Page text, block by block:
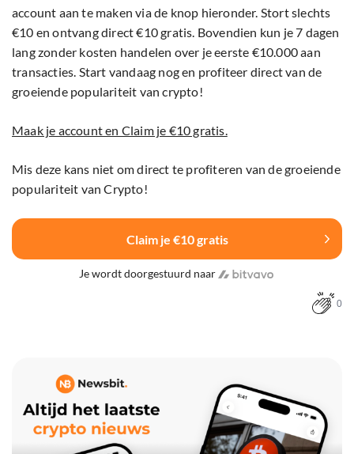
account aan te maken via de knop hieronder. Stort slechts
€10 en ontvang direct €10 gratis. Bovendien kun je 7 dagen
lang zonder kosten handelen over je eerste €10.000 aan
transacties. Start vandaag nog en profiteer direct van de
groeiende populariteit van crypto!
Maak je account en Claim je €10 gratis.
Mis deze kans niet om direct te profiteren van de groeiende
populariteit van Crypto!
Claim je €10 gratis
Je wordt doorgestuurd naar
0